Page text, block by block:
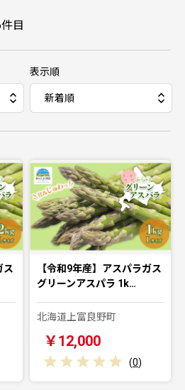
目
表示順
ス
【令和9年産】アスパラガス
グリーンアスパラ 1k…
北海道上富良野町
￥12,000
(0)